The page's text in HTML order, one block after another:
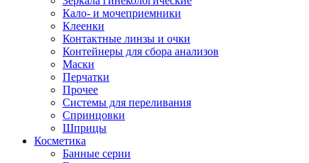
Кало- и мочеприемники
Клеенки
Контактные линзы и очки
Контейнеры для сбора анализов
Маски
Перчатки
Прочее
Системы для переливания
Спринцовки
Шприцы
Косметика
Банные серии